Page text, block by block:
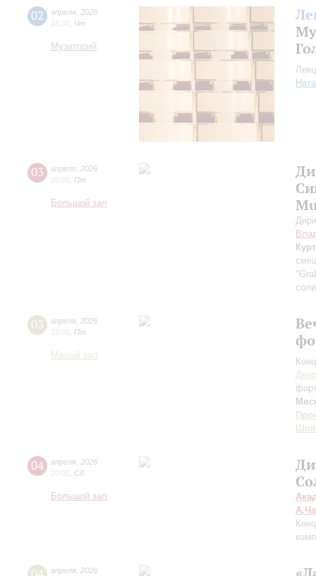
02 апреля 2026
18:00 Чт
Музиторий
03 апреля 2026
20:00 Пт
Большой зал
03 апреля 2026
19:00 Пт
Малый зал
04 апреля 2026
20:00 Сб
Большой зал
апреля 2026